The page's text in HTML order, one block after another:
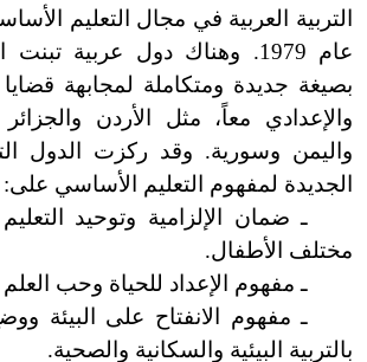
التربية العربية في مجال التعليم
عام 1979. وهناك دول عربية
بصيغة جديدة ومتكاملة لمجابهة قضايا
والإعدادي معاً، مثل الأردن
واليمن وسورية. وقد ركزت الدول
الجديدة لمفهوم التعليم الأساسي على:
ـ ضمان الإلزامية وتوحيد
مختلف الأطفال.
ـ مفهوم الإعداد للحياة وحب
ـ مفهوم الانفتاح على البيئة
بالتربية البيئية والسكانية والصحية.